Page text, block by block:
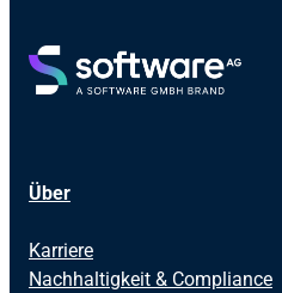
Über
Karriere
Nachhaltigkeit & Compliance